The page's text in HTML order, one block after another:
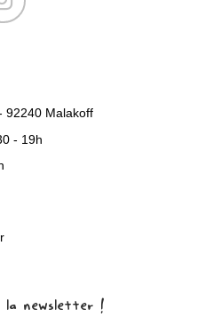
92240 Malakoff
- 19h
la newsletter !